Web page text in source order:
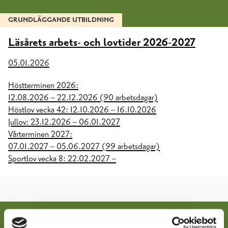
GRUNDLÄGGANDE UTBILDNING
Läsårets arbets- och lovtider 2026-2027
05.01.2026
Höstterminen 2026:
12.08.2026 – 22.12.2026 (90 arbetsdagar)
Höstlov vecka 42: 12.10.2026 – 16.10.2026
Jullov: 23.12.2026 – 06.01.2027
Vårterminen 2027:
07.01.2027 – 05.06.2027 (99 arbetsdagar)
Sportlov vecka 8: 22.02.2027 –